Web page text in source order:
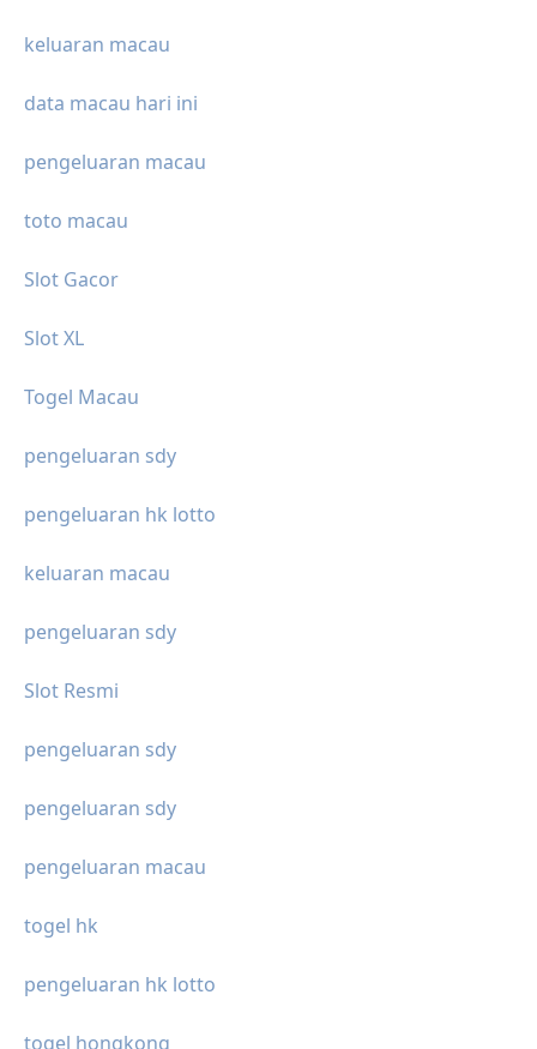
keluaran macau
data macau hari ini
pengeluaran macau
toto macau
Slot Gacor
Slot XL
Togel Macau
pengeluaran sdy
pengeluaran hk lotto
keluaran macau
pengeluaran sdy
Slot Resmi
pengeluaran sdy
pengeluaran sdy
pengeluaran macau
togel hk
pengeluaran hk lotto
togel hongkong